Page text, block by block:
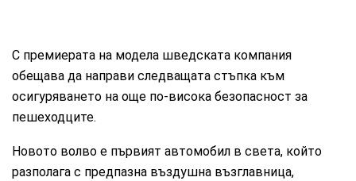
С премиерата на модела шведската компания
обещава да направи следващата стъпка към
осигуряването на още по-висока безопасност за
пешеходците.
Новото волво е първият автомобил в света, който
разполага с предпазна въздушна възглавница,